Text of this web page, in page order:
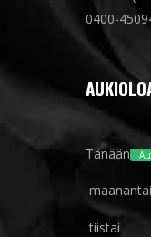
0400-
Tänään
maanantai
tiistai